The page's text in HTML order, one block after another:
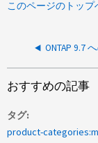
このページのトップ
おすすめの記事
タグ
product-